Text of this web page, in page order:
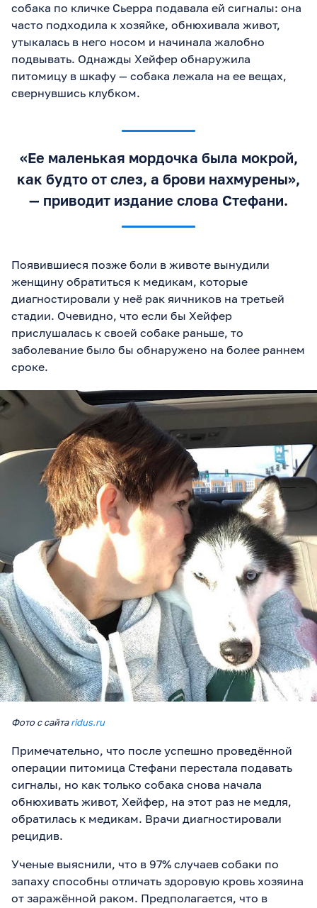
собака по кличке Сьерра подавала ей сигналы: она
часто подходила к хозяйке, обнюхивала живот,
утыкалась в него носом и начинала жалобно
подвывать. Однажды Хейфер обнаружила
питомицу в шкафу — собака лежала на ее вещах,
свернувшись клубком.
«Ее маленькая мордочка была мокрой,
как будто от слез, а брови нахмурены»,
— приводит издание слова Стефани.
Появившиеся позже боли в животе вынудили
женщину обратиться к медикам, которые
диагностировали у неё рак яичников на третьей
стадии. Очевидно, что если бы Хейфер
прислушалась к своей собаке раньше, то
заболевание было бы обнаружено на более раннем
сроке.
Фото с сайтаridus.ru
Примечательно, что после успешно проведённой
операции питомица Стефани перестала подавать
сигналы, но как только собака снова начала
обнюхивать живот, Хейфер, на этот раз не медля,
обратилась к медикам. Врачи диагностировали
рецидив.
Ученые выяснили, что в 97% случаев собаки по
запаху способны отличать здоровую кровь хозяина
от заражённой раком. Предполагается, что в